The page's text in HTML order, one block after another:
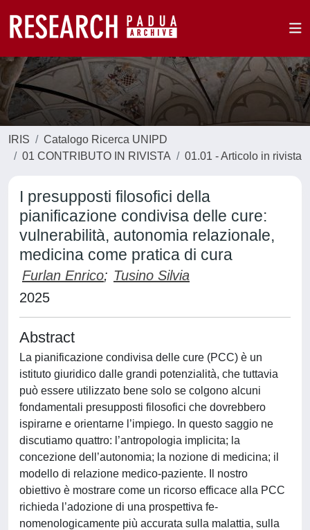
IRIS
Catalogo Ricerca UNIPD
01 CONTRIBUTO IN RIVISTA
01.01 - Articolo in rivista
I presupposti filosofici della
pianificazione condivisa delle cure:
vulnerabilità, autonomia relazionale,
medicina come pratica di cura
Furlan Enrico; Tusino Silvia
2025
Abstract
La pianificazione condivisa delle cure (PCC) è un
istituto giuridico dalle grandi potenzialità, che tuttavia
può essere utilizzato bene solo se colgono alcuni
fondamentali presupposti filosofici che dovrebbero
ispirarne e orientarne l’impiego. In questo saggio ne
discutiamo quattro: l’antropologia implicita; la
concezione dell’autonomia; la nozione di medicina; il
modello di relazione medico-paziente. Il nostro
obiettivo è mostrare come un ricorso efficace alla PCC
richieda l’adozione di una prospettiva fe-
nomenologicamente più accurata sulla malattia, sulla